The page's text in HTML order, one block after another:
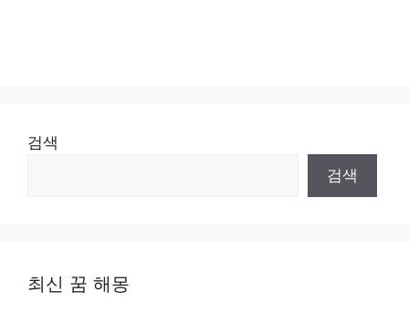
검색
검색
최신 꿈 해몽